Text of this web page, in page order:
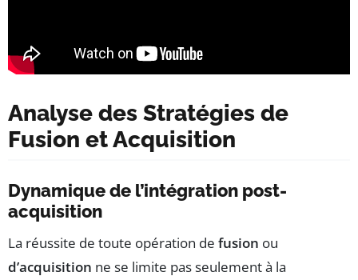
Analyse des Stratégies de
Fusion et Acquisition
Dynamique de l’intégration post-
acquisition
La réussite de toute opération de fusion ou
d’acquisition ne se limite pas seulement à la